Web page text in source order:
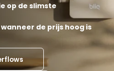
op de slimste
de prijs hoog is